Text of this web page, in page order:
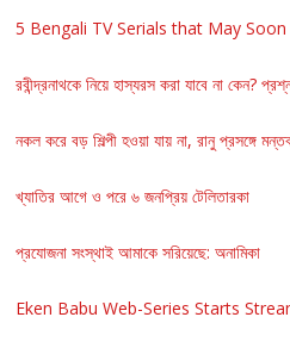
5 Bengali TV Serials that May
রবীন্দ্রনাথকে নিয়ে হাস্যরস করা যাবে না কেন?
নকল করে বড় শিল্পী হওয়া যায় না, রানু প্রসঙ্গে
খ্যাতির আগে ও পরে ৬ জনপ্রিয় টেলিতারকা
প্রযোজনা সংস্থাই আমাকে সরিয়েছে: অনামিকা
Eken Babu Web-Series Starts